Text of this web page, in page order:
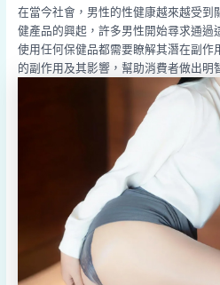
在當今社會，男性的性健康越來越受到
健產品的興起，許多男性開始尋求通過
使用任何保健品都需要瞭解其潛在副作
的副作用及其影響，幫助消費者做出明